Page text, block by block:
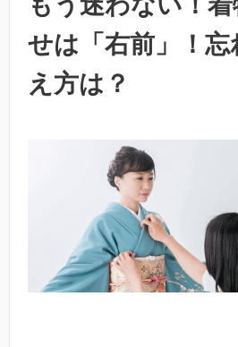
せは「右前」！
え方は？